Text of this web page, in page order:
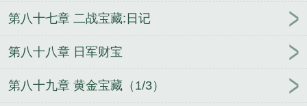
第八十七章 二战宝藏:日记
第八十八章 日军财宝
第八十九章 黄金宝藏（1/3）